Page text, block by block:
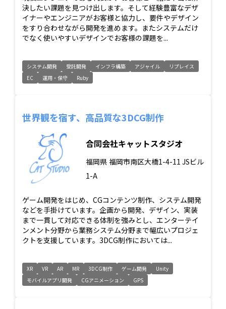
決したい課題を見つけ出します。そして経験豊富なデザ
イナーやエンジニアがお客様と協力し、要件やデザイン
をすり合わせながら開発を進めます。またシステムだけ
でなく使いやすいデザインでお客様の課題を...
システム開発 受託開発 インフラ構築 アジャイル
リプレイス
EC
運用・保守 Ruby
世界観を宿す、高品質な3DCG制作
合同会社キャットスタジオ
福岡県 福岡市南区大橋1-4-11 JSビル
1-A
ゲーム開発をはじめ、CGコンテンツ制作、システム開発
などを手掛けています。企画から開発、デザイン、実装
まで一貫して対応できる体制を強みとし、エンターテイ
ンメント分野から業務システム分野まで幅広いプロジェ
クトを支援しています。3DCG制作においては...
XR VR AR MR 3DCG制作 ゲーム開発
Unity
モバイルアプリ開発
CGアニメーション GPS